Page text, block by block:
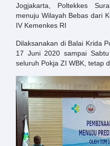
Jogjakarta, Poltekkes
menuju Wilayah Bebas dari
IV Kemenkes RI
Dilaksanakan di Balai Krida
17 Juni 2020 sampai
seluruh Pokja ZI WBK, tetap